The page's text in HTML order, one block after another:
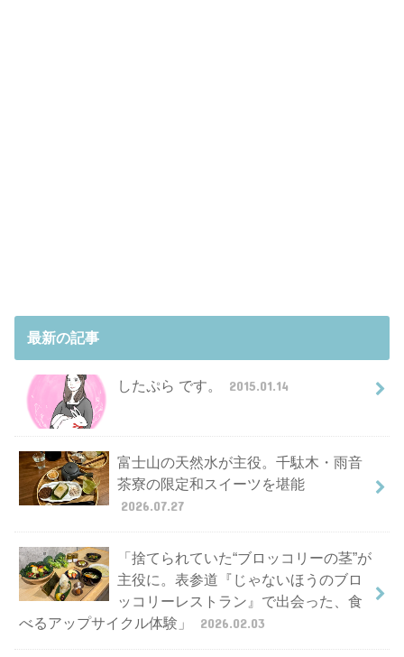
最新の記事
したぷら です。 2015.01.14
富士山の天然水が主役。千駄木・雨音
茶寮の限定和スイーツを堪能
2026.07.27
「捨てられていた“ブロッコリーの茎”が
主役に。表参道『じゃないほうのブロ
ッコリーレストラン』で出会った、食
べるアップサイクル体験」
2026.02.03